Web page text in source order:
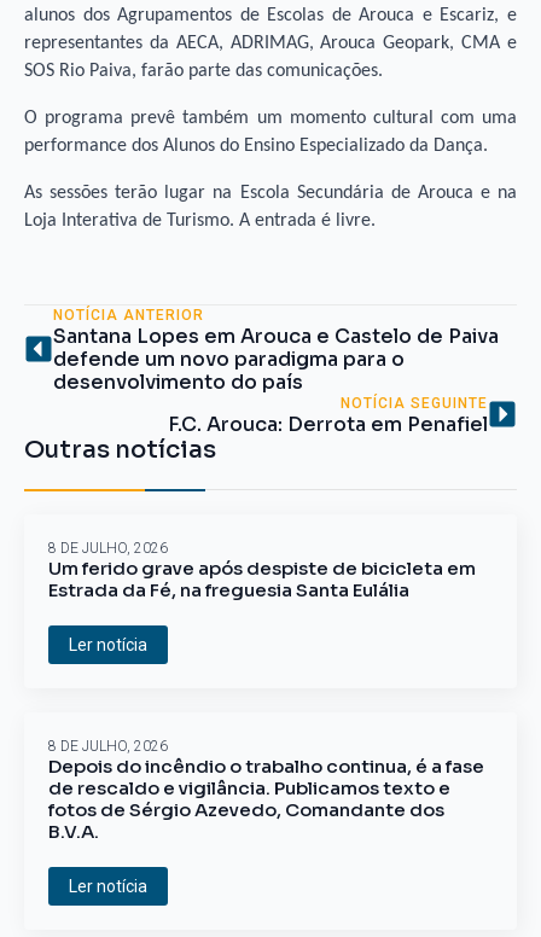
alunos dos Agrupamentos de Escolas de Arouca e Escariz, e
representantes da AECA, ADRIMAG, Arouca Geopark, CMA e
SOS Rio Paiva, farão parte das comunicações.
O programa prevê também um momento cultural com uma
performance dos Alunos do Ensino Especializado da Dança.
As sessões terão lugar na Escola Secundária de Arouca e na
Loja Interativa de Turismo. A entrada é livre.
NOTÍCIA ANTERIOR
Santana Lopes em Arouca e Castelo de Paiva
defende um novo paradigma para o
desenvolvimento do país
NOTÍCIA SEGUINTE
F.C. Arouca: Derrota em Penafiel
Outras notícias
Um ferido grave após despiste de bicicleta em
Estrada da Fé, na freguesia Santa Eulália
8 DE JULHO, 2026
Ler notícia
Depois do incêndio o trabalho continua, é a fase
de rescaldo e vigilância. Publicamos texto e
fotos de Sérgio Azevedo, Comandante dos
B.V.A.
8 DE JULHO, 2026
Ler notícia